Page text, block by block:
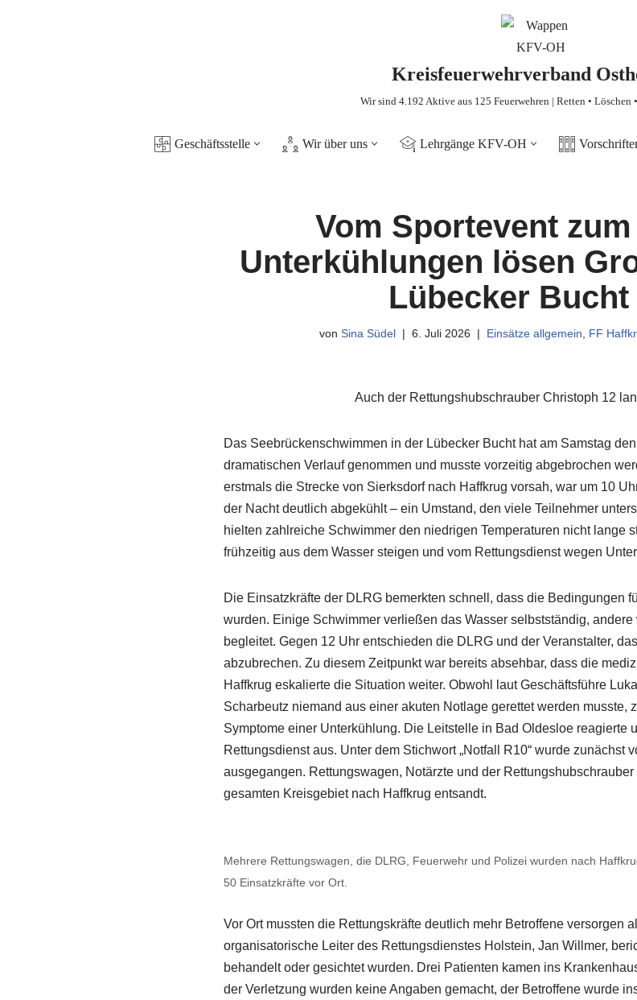
Kreisfeuerwehrverband
Wir sind 4.192 Aktive aus 125 Feuerwehren | Retten • Löschen
Geschäftsstelle Wir über uns Lehrgänge KFV-OH
Vom Sportevent
Unterkühlungen lösen
Lübecker Bucht
von Sina Südel 6. Juli 2026 Einsätze allgemein FF
Auch der Rettungshubschrauber Christoph 12
Das Seebrückenschwimmen in der Lübecker Bucht hat am Samstag
dramatischen Verlauf genommen und musste vorzeitig abgebrochen
erstmals die Strecke von Sierksdorf nach Haffkrug vorsah, war um 10
der Nacht deutlich abgekühlt – ein Umstand, den viele Teilnehmer
hielten zahlreiche Schwimmer den niedrigen Temperaturen nicht lange
frühzeitig aus dem Wasser steigen und vom Rettungsdienst wegen
Die Einsatzkräfte der DLRG bemerkten schnell, dass die Bedingungen
wurden. Einige Schwimmer verließen das Wasser selbstständig,
begleitet. Gegen 12 Uhr entschieden die DLRG und der Veranstalter,
abzubrechen. Zu diesem Zeitpunkt war bereits absehbar, dass die
Haffkrug eskalierte die Situation weiter. Obwohl laut Geschäftsführe
Scharbeutz niemand aus einer akuten Notlage gerettet werden musste,
Symptome einer Unterkühlung. Die Leitstelle in Bad Oldesloe reagierte
Rettungsdienst aus. Unter dem Stichwort „Notfall R10“ wurde zunächst
ausgegangen. Rettungswagen, Notärzte und der
gesamten Kreisgebiet nach Haffkrug entsandt.
Mehrere Rettungswagen, die DLRG, Feuerwehr und Polizei wurden nach
50 Einsatzkräfte vor Ort.
Vor Ort mussten die Rettungskräfte deutlich mehr Betroffene versorgen
organisatorische Leiter des Rettungsdienstes Holstein, Jan Willmer,
behandelt oder gesichtet wurden. Drei Patienten kamen ins
der Verletzung wurden keine Angaben gemacht, der Betroffene wurde